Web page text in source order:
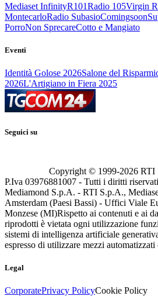
Mediaset InfinityR101Radio 105Virgin
MontecarloRadio SubasioComingsoon
PorroNon SprecareCotto e Mangiato
Eventi
Identità Golose 2026Salone del
2026L'Artigiano in Fiera 2025
Seguici su
Copyright © 1999-2026 RTI
P.Iva 03976881007 - Tutti i diritti
Mediamond S.p.A. - RTI S.p.A.,
Amsterdam (Paesi Bassi) - Uffici Viale
Monzese (MI)Rispetto ai contenuti e ai
riprodotti è vietata ogni utilizzazione
sistemi di intelligenza artificiale
espresso di utilizzare mezzi automatizzati
Legal
CorporatePrivacy PolicyCookie Policy